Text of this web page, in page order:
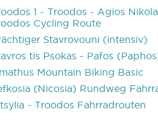
1 - Troodos - Agios
Cycling Route
Stavrovouni (intensiv)
tis Psokas - Pafos
Mountain Biking Basic
(Nicosia) Rundweg
- Troodos Fahrradrouten